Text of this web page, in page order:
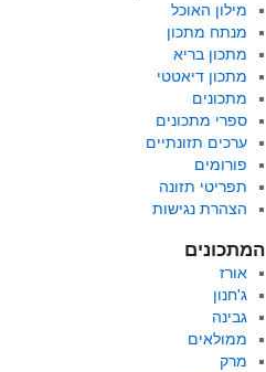
מילון האוכל
מנתח מתכון
מתכון בריא
מתכון דיאטטי
מתכונים
ספרי מתכונים
ערכים תזונתיים
פורומים
תפריטי תזונה
הצהרת נגישות
המתכונים
אורז
ג'חנון
גבינה
ממולאים
מרק